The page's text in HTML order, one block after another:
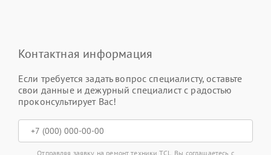
Контактная информация
Если требуется задать вопрос специалисту, оставьте
свои данные и дежурный специалист с радостью
проконсультирует Вас!
Отправляя заявку на ремонт техники TCL, Вы соглашаетесь с